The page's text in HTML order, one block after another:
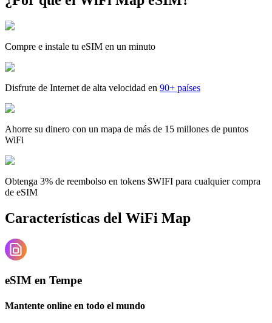
Compre e instale tu eSIM en un minuto
Disfrute de Internet de alta velocidad en 90+ países
Ahorre su dinero con un mapa de más de 15 millones de puntos
WiFi
Obtenga 3% de reembolso en tokens $WIFI para cualquier compra
de eSIM
Características del WiFi Map
eSIM en Tempe
Mantente online en todo el mundo